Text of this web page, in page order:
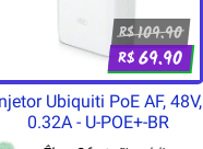
R$109.90
R$69.90
Ubiquiti PoE AF, 48V,
0.32A - U-POE+-BR